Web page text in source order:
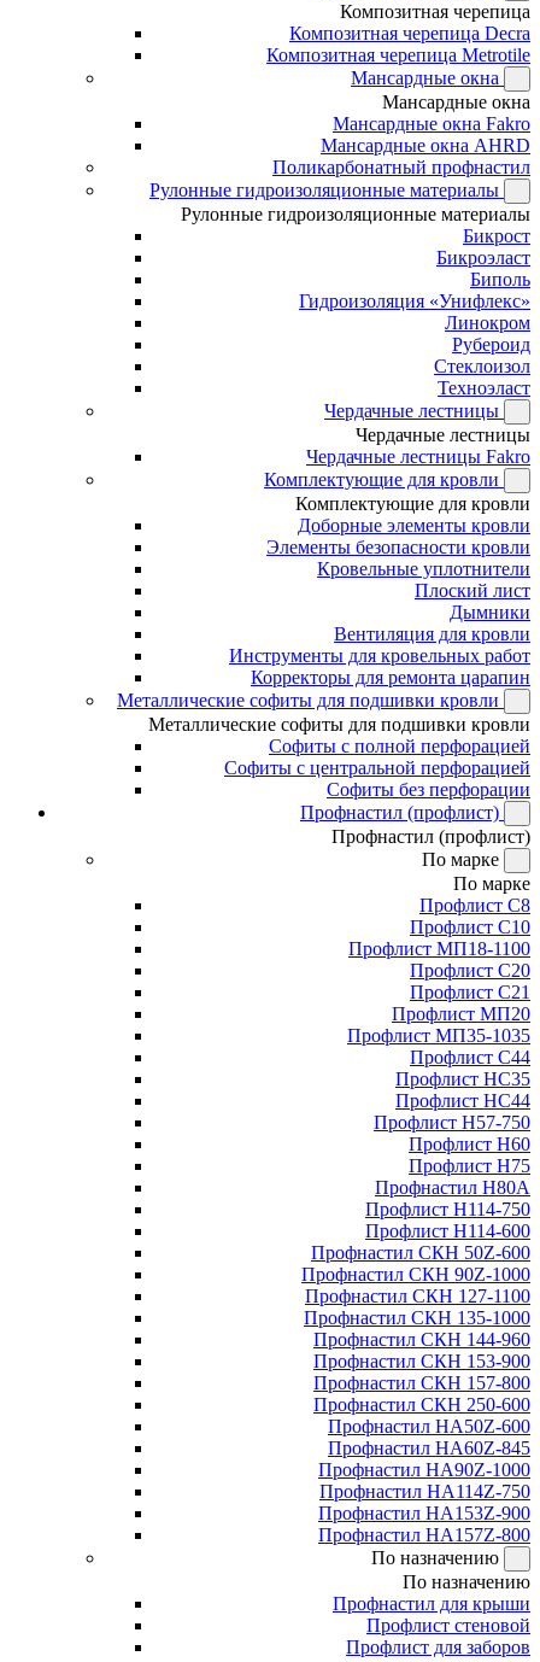
Композитная черепица
Композитная черепица Decra
Композитная черепица Metrotile
Мансардные окна
Мансардные окна
Мансардные окна Fakro
Мансардные окна AHRD
Поликарбонатный профнастил
Рулонные гидроизоляционные материалы
Рулонные гидроизоляционные материалы
Бикрост
Бикроэласт
Биполь
Гидроизоляция «Унифлекс»
Линокром
Рубероид
Стеклоизол
Техноэласт
Чердачные лестницы
Чердачные лестницы
Чердачные лестницы Fakro
Комплектующие для кровли
Комплектующие для кровли
Доборные элементы кровли
Элементы безопасности кровли
Кровельные уплотнители
Плоский лист
Дымники
Вентиляция для кровли
Инструменты для кровельных работ
Корректоры для ремонта царапин
Металлические софиты для подшивки кровли
Металлические софиты для подшивки кровли
Софиты с полной перфорацией
Софиты с центральной перфорацией
Софиты без перфорации
Профнастил (профлист)
Профнастил (профлист)
По марке
По марке
Профлист С8
Профлист С10
Профлист МП18-1100
Профлист С20
Профлист С21
Профлист МП20
Профлист МП35-1035
Профлист С44
Профлист НС35
Профлист НС44
Профлист Н57-750
Профлист Н60
Профлист Н75
Профнастил Н80А
Профлист Н114-750
Профлист Н114-600
Профнастил СКН 50Z-600
Профнастил СКН 90Z-1000
Профнастил СКН 127-1100
Профнастил СКН 135-1000
Профнастил СКН 144-960
Профнастил СКН 153-900
Профнастил СКН 157-800
Профнастил СКН 250-600
Профнастил НА50Z-600
Профнастил НА60Z-845
Профнастил НА90Z-1000
Профнастил НА114Z-750
Профнастил НА153Z-900
Профнастил НА157Z-800
По назначению
По назначению
Профнастил для крыши
Профлист стеновой
Профлист для заборов